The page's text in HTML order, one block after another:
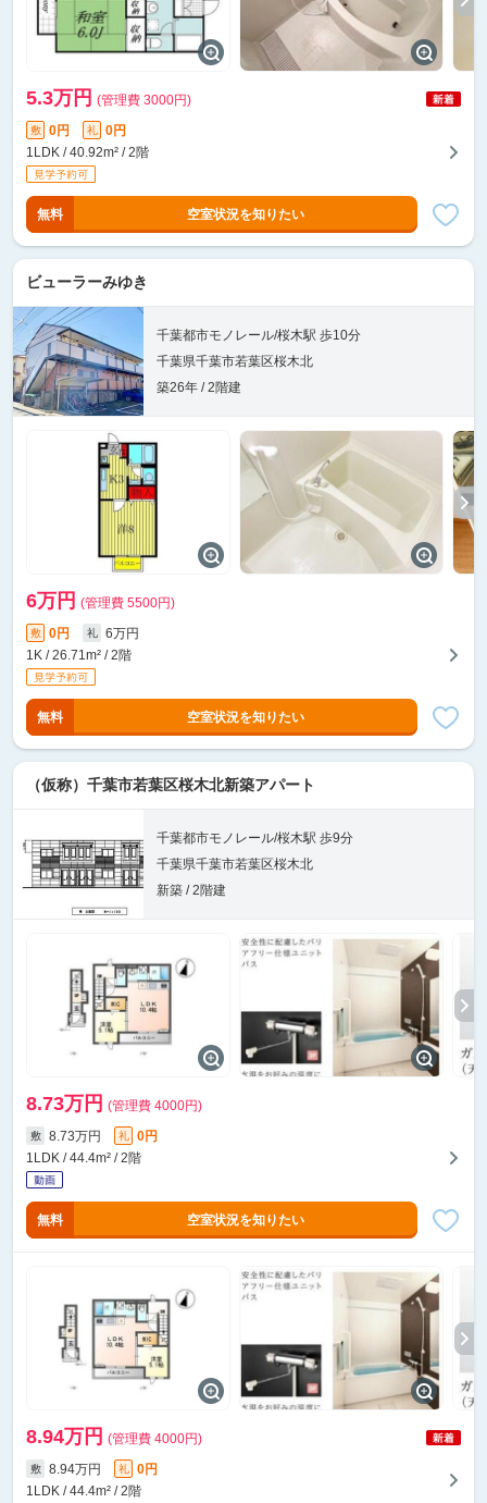
5.3万円 (管理費 3000円)
敷 0円 礼
0円
1LDK / 40.92m² / 2階
無料 空室状況を知りたい
ビューラーみゆき
千葉都市モノレール/桜木駅 歩10分
千葉県千葉市若葉区桜木北
築26年 / 2階建
6万円 (管理費 5500円)
敷 0円 礼
6万円
1K / 26.71m² / 2階
無料 空室状況を知りたい
（仮称）千葉市若葉区桜木北新築アパート
千葉都市モノレール/桜木駅 歩9分
千葉県千葉市若葉区桜木北
新築 / 2階建
8.73万円 (管理費 4000円)
敷 8.73万円 礼
0円
1LDK / 44.4m² / 2階
無料 空室状況を知りたい
8.94万円 (管理費 4000円)
敷 8.94万円 礼
0円
1LDK / 44.4m² / 2階